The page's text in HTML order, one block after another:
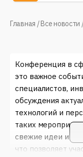
Главная /Все новости
Конференция в
это важное
специалистов,
обсуждения
технологий и
таких
свежие идеи и
что позволяет